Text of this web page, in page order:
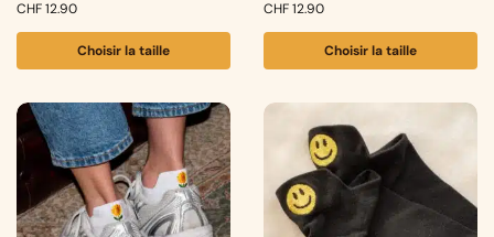
CHF12.90
Choisir la taille
CHF12.90
Choisir la taille